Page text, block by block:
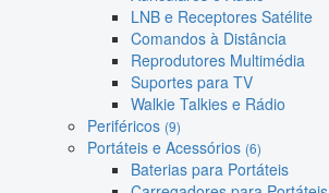
LNB e Receptores Satélite
Comandos à Distância
Reprodutores Multimédia
Suportes para TV
Walkie Talkies e Rádio
Periféricos (9)
Portáteis e Acessórios (6)
Baterias para Portáteis